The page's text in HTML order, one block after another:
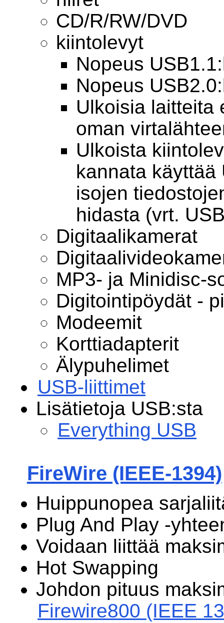
CD/R/RW/DVD
kiintolevyt
Nopeus
Nopeus
Ulkoisia laitteita
oman
Ulkoista
kannata käyttää
isojen
hidasta (vrt.
Digitaalikamerat
MP3- ja Minidisc-
Digitointipöydät -
Modeemit
Korttiadapterit
Älypuhelimet
USB-liittimet
Lisätietoja USB:sta
Everything USB
FireWire (IEEE-1394)
Huippunopea
Plug And Play -
Voidaan liittää
Hot Swapping
Johdon pituus
Firewire800 (IEEE